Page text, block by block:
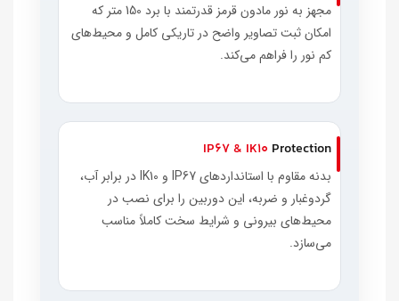
مجهز به نور مادون قرمز قدرتمند با برد 150 متر که
امکان ثبت تصاویر واضح در تاریکی کامل و محیط‌های
کم نور را فراهم می‌کند.
IP67 & IK10 Protection
بدنه مقاوم با استانداردهای IP67 و IK10 در برابر آب،
گردوغبار و ضربه، این دوربین را برای نصب در
محیط‌های بیرونی و شرایط سخت کاملاً مناسب
می‌سازد.